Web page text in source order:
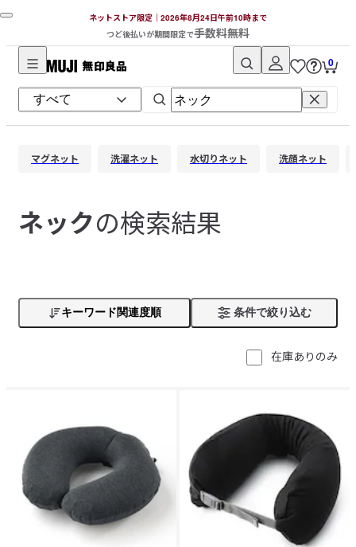
ネットストア限定｜2026年8月24日午前10時まで
つど後払いが期間限定で手数料無料
無
印
良
ネ
ス
0
マグネット 洗濯ネット 水切りネット 洗顔ネット
ネックの検索結果
キーワード関連度順 条件で絞り込む
在庫ありのみ